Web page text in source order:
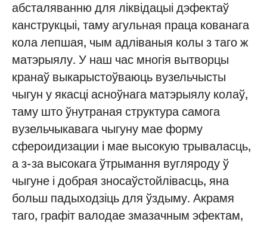
абсталяванню для ліквідацыі дэфектаў
канструкцыі, таму агульная праца кованага
кола лепшая, чым адліваныя колы з таго ж
матэрыялу. У наш час многія вытворцы
кранаў выкарыстоўваюць вузельчысты
чыгун у якасці асноўнага матэрыялу колаў,
таму што ўнутраная структура самога
вузельчыкавага чыгуну мае форму
сфероидизации і мае высокую трываласць,
а з-за высокага ўтрымання вугляроду ў
чыгуне і добрая зносаўстойлівасць, яна
больш падыходзіць для ўздыму. Акрамя
таго, графіт валодае змазачным эфектам,